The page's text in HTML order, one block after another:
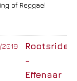
of Reggae!
Rootsriders
–
Effenaar